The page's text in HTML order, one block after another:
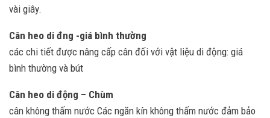
vài giây.
Cân heo di đng -giá bình thường
các chi tiết được nâng cấp cân đối với vật liệu di động: giá
bình thường và bút
Cân heo di động – Chùm
cân không thấm nước Các ngăn kín không thấm nước đảm bảo